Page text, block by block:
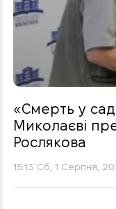
«Смерть у
Миколаєві
Рослякова
15:13 Сб, 1 Серпня,